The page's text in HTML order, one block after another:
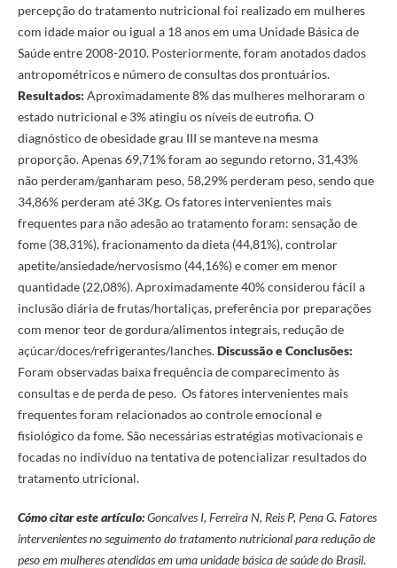
percepção do tratamento nutricional foi realizado em mulheres
com idade maior ou igual a 18 anos em uma Unidade Básica de
Saúde entre 2008-2010. Posteriormente, foram anotados dados
antropométricos e número de consultas dos prontuários.
Resultados: Aproximadamente 8% das mulheres melhoraram o
estado nutricional e 3% atingiu os níveis de eutrofia. O
diagnóstico de obesidade grau III se manteve na mesma
proporção. Apenas 69,71% foram ao segundo retorno, 31,43%
não perderam/ganharam peso, 58,29% perderam peso, sendo que
34,86% perderam até 3Kg. Os fatores intervenientes mais
frequentes para não adesão ao tratamento foram: sensação de
fome (38,31%), fracionamento da dieta (44,81%), controlar
apetite/ansiedade/nervosismo (44,16%) e comer em menor
quantidade (22,08%). Aproximadamente 40% considerou fácil a
inclusão diária de frutas/hortaliças, preferência por preparações
com menor teor de gordura/alimentos integrais, redução de
açúcar/doces/refrigerantes/lanches.Discussão e Conclusões:
Foram observadas baixa frequência de comparecimento às
consultas e de perda de peso. Os fatores intervenientes mais
frequentes foram relacionados ao controle emocional e
fisiológico da fome. São necessárias estratégias motivacionais e
focadas no indivíduo na tentativa de potencializar resultados do
tratamento utricional.
Cómo citar este artículo:Goncalves I, Ferreira N, Reis P, Pena G. Fatores
intervenientes no seguimento do tratamento nutricional para redução de
peso em mulheres atendidas em uma unidade básica de saúde do Brasil.